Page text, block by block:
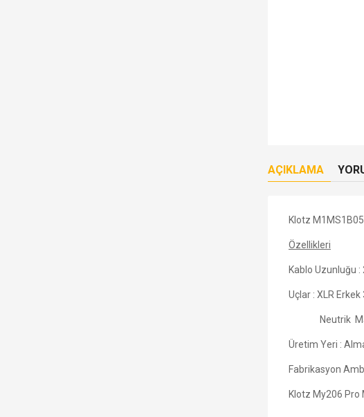
AÇIKLAMA
Klotz
Özellikleri
Kablo Uzunluğu
Uçlar : XLR
Neutrik
Üretim Yeri :
Fabrikasyon
Klotz My206 Pro